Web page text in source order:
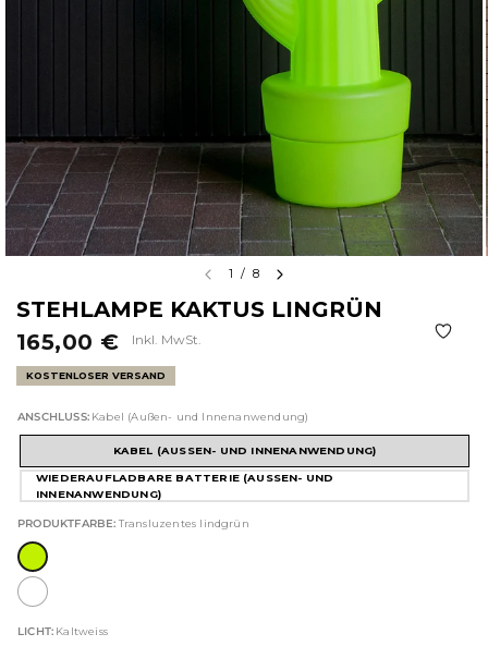
1 / 8
STEHLAMPE KAKTUS LINGRÜN
165,00 €
Inkl. MwSt.
KOSTENLOSER VERSAND
ANSCHLUSS: Kabel (Außen- und Innenanwendung)
KABEL (AUSSEN- UND INNENANWENDUNG)
WIEDERAUFLADBARE BATTERIE (AUSSEN- UND I
NNENANWENDUNG)
PRODUKTFARBE: Transluzentes lindgrün
LICHT: Kaltweiss